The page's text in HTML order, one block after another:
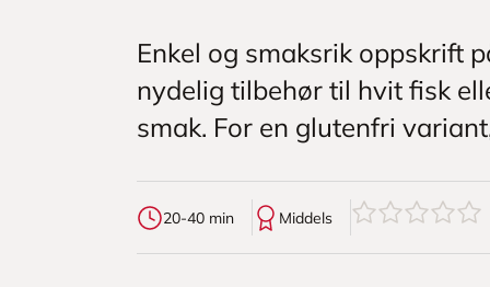
Enkel og smaksrik oppskrift
nydelig tilbehør til hvit fisk
smak. For en glutenfri
20-40 min Middels 0av5stjerner